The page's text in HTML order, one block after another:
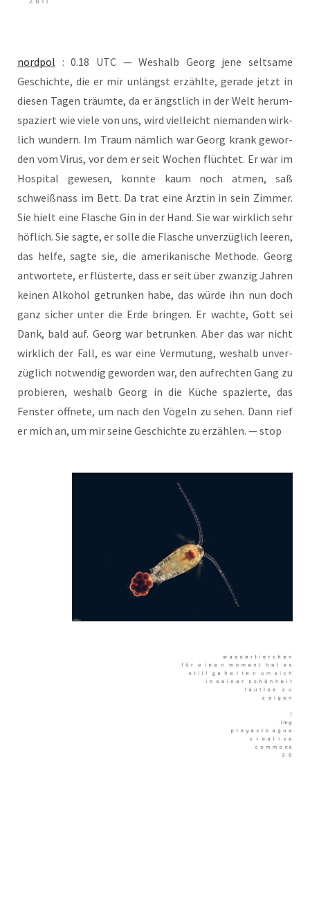
nord­pol : 0.18 UTC — Wes­halb Georg jene selt­sa­me
Geschich­te, die er mir unlängst erzähl­te, gera­de jetzt in
die­sen Tagen träum­te, da er ängst­lich in der Welt her­um­
spa­ziert wie vie­le von uns, wird viel­leicht nie­man­den wirk­
lich wun­dern. Im Traum näm­lich war Georg krank gewor­
den vom Virus, vor dem er seit Wochen flüch­tet. Er war im
Hos­pi­tal gewe­sen, konn­te kaum noch atmen, saß
schweiß­nass im Bett. Da trat eine Ärz­tin in sein Zim­mer.
Sie hielt eine Fla­sche Gin in der Hand. Sie war wirk­lich sehr
höf­lich. Sie sag­te, er sol­le die Fla­sche unver­züg­lich lee­ren,
das hel­fe, sag­te sie, die ame­ri­ka­ni­sche Metho­de. Georg
ant­wor­te­te, er flüs­ter­te, dass er seit über zwan­zig Jah­ren
kei­nen Alko­hol getrun­ken habe, das wür­de ihn nun doch
ganz sicher unter die Erde brin­gen. Er wach­te, Gott sei
Dank, bald auf. Georg war betrun­ken. Aber das war nicht
wirk­lich der Fall, es war eine Ver­mu­tung, wes­halb unver­
züg­lich not­wen­dig gewor­den war, den auf­rech­ten Gang zu
pro­bie­ren, wes­halb Georg in die Küche spa­zier­te, das
Fens­ter öff­ne­te, um nach den Vögeln zu sehen. Dann rief
er mich an, um mir sei­ne Geschich­te zu erzäh­len. — stop